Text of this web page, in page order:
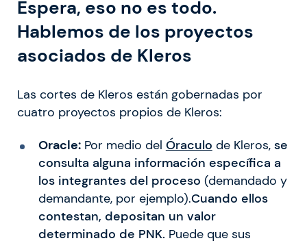
Espera, eso no es todo.
Hablemos de los proyectos
asociados de Kleros
Las cortes de Kleros están gobernadas por
cuatro proyectos propios de Kleros:
Oracle:Por medio del Óraculo de Kleros, se
consulta alguna información específica a
los integrantes del proceso (demandado y
demandante, por ejemplo).Cuando ellos
contestan, depositan un valor
determinado de PNK. Puede que sus